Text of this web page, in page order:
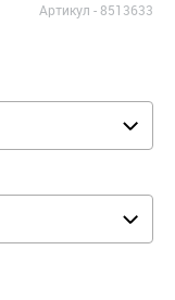
Артикул -8513633